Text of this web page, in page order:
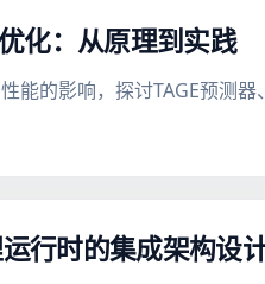
化：从原理到实践
的影响，探讨TAGE预测器
行时的集成架构设